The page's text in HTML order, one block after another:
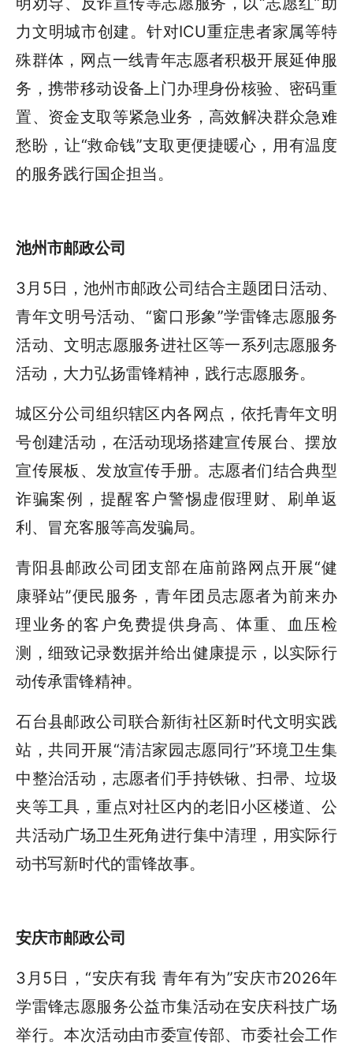
力文明城市创建。针对ICU重症患者家属等特
殊群体，网点一线青年志愿者积极开展延伸服
务，携带移动设备上门办理身份核验、密码重
置、资金支取等紧急业务，高效解决群众急难
愁盼，让“救命钱”支取更便捷暖心，用有温度
的服务践行国企担当。
池州市邮政公司
3月5日，池州市邮政公司结合主题团日活动、
青年文明号活动、“窗口形象”学雷锋志愿服务
活动、文明志愿服务进社区等一系列志愿服务
活动，大力弘扬雷锋精神，践行志愿服务。
城区分公司组织辖区内各网点，依托青年文明
号创建活动，在活动现场搭建宣传展台、摆放
宣传展板、发放宣传手册。志愿者们结合典型
诈骗案例，提醒客户警惕虚假理财、刷单返
利、冒充客服等高发骗局。
青阳县邮政公司团支部在庙前路网点开展“健
康驿站”便民服务，青年团员志愿者为前来办
理业务的客户免费提供身高、体重、血压检
测，细致记录数据并给出健康提示，以实际行
动传承雷锋精神。
石台县邮政公司联合新街社区新时代文明实践
站，共同开展“清洁家园志愿同行”环境卫生集
中整治活动，志愿者们手持铁锹、扫帚、垃圾
夹等工具，重点对社区内的老旧小区楼道、公
共活动广场卫生死角进行集中清理，用实际行
动书写新时代的雷锋故事。
安庆市邮政公司
3月5日，“安庆有我 青年有为”安庆市2026年
学雷锋志愿服务公益市集活动在安庆科技广场
举行。本次活动由市委宣传部、市委社会工作